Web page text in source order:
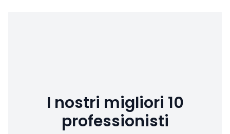
I nostri migliori 10
professionisti